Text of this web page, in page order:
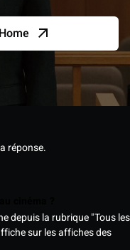
réponse.
depuis la rubrique "Tous les
sur les affiches des